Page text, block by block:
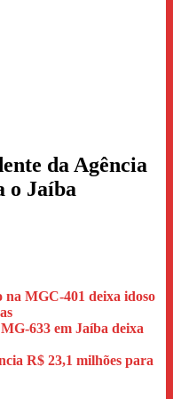
da Agência
o Jaíba
MGC‑401 deixa idoso
633 em Jaíba deixa
R$ 23,1 milhões para